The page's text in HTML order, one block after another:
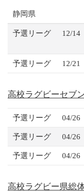
静岡県
予選リーグ 12/14
予選リーグ 12/21
高校ラグビーセブ
予選リーグ 04/26
予選リーグ 04/26
予選リーグ 04/26
高校ラグビー県総